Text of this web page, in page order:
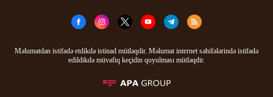
Məlumatdan istifadə etdikdə istinad mütləqdir. Məlumat internet səhifələrində istifadə
edildikdə müvafiq keçidin qoyulması mütləqdir.